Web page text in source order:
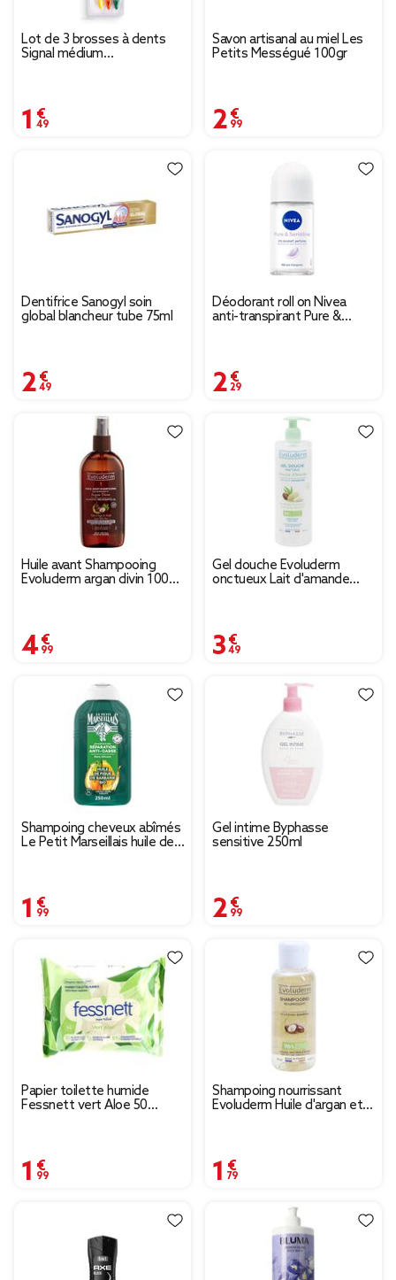
Lot de 3 brosses à dents
Signal médium
1,49 €
Savon artisanal au miel Les
Petits Mességué 100gr
2,99 €
Dentifrice Sanogyl soin
global blancheur tube 75ml
2,49 €
Déodorant roll on Nivea
anti-transpirant Pure &
2,29 €
Huile avant Shampooing
Evoluderm argan divin 100
4,99 €
Gel douche Evoluderm
onctueux Lait d'amande
3,49 €
Shampoing cheveux abîmés
Le Petit Marseillais huile de
1,99 €
Gel intime Byphasse
sensitive 250ml
2,99 €
Papier toilette humide
Fessnett vert Aloe 50
1,99 €
Shampoing nourrissant
Evoluderm Huile d'argan et
1,79 €